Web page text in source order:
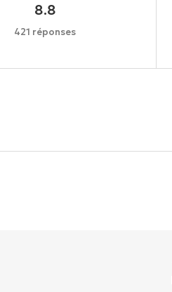
8.8
421 réponses